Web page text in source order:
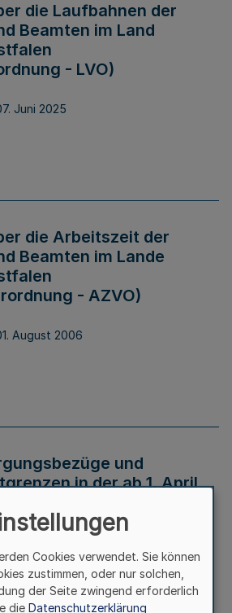
die Laufbahnen der
Beamten im Land
- LVO)
Juni 2025
die Arbeitszeit der
Beamten im Lande
- AZVO)
August 2006
und
in der ab 1. April
Cookies verwendet. Sie können
zustimmen, oder nur solchen,
der Seite zwingend erforderlich
die Datenschutzerklärung